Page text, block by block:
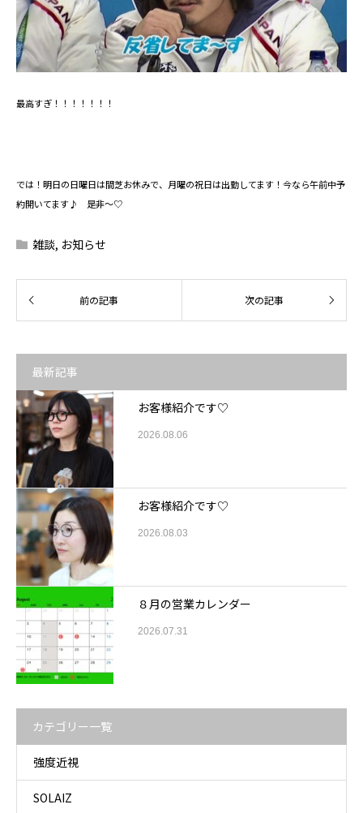
最高すぎ！！！！！！！
では！明日の日曜日は間芝お休みで、月曜の祝日は出勤してます！今なら午前中予
約開いてます♪ 是非～♡
雑談, お知らせ
最新記事
お客様紹介です♡
2026.08.06
お客様紹介です♡
2026.08.03
８月の営業カレンダー
2026.07.31
カテゴリー一覧
強度近視
SOLAIZ